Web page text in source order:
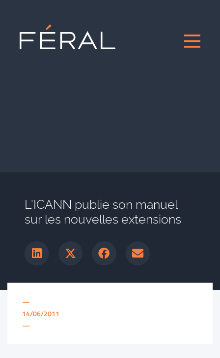
L'ICANN publie son manuel
sur les nouvelles extensions
—
14/06/2011
—